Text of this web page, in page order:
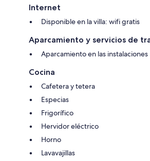
Internet
Disponible en la villa: wifi gratis
Aparcamiento y servicios de
Aparcamiento en las instalaciones
Cocina
Cafetera y tetera
Especias
Frigorífico
Hervidor eléctrico
Horno
Lavavajillas